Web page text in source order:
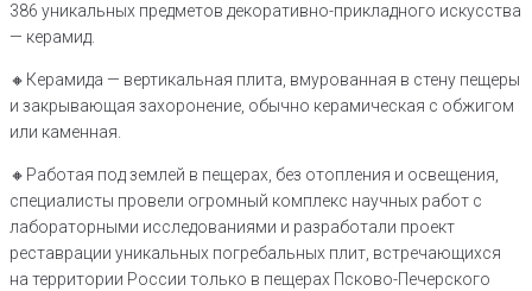
386 уникальных предметов декоративно-прикладного искусства
— керамид.
🔸️Керамида — вертикальная плита, вмурованная в стену пещеры
и закрывающая захоронение, обычно керамическая с обжигом
или каменная.
🔸️Работая под землей в пещерах, без отопления и освещения,
специалисты провели огромный комплекс научных работ с
лабораторными исследованиями и разработали проект
реставрации уникальных погребальных плит, встречающихся
на территории России только в пещерах Псково-Печерского